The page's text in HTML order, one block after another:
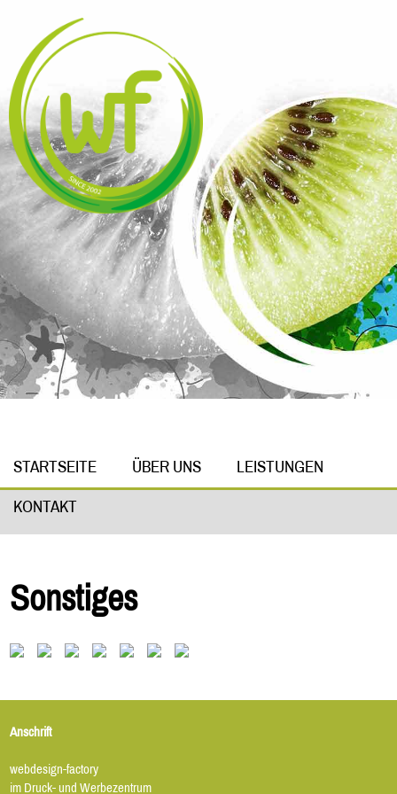
STARTSEITE ÜBER UNS
LEISTUNGEN
KONTAKT
Sonstiges
Anschrift
webdesign-factory
im Druck- und Werbezentrum